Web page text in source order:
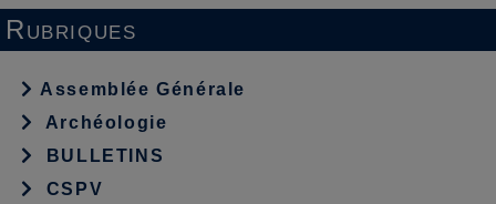
Rubriques
Assemblée Générale
Archéologie
BULLETINS
CSPV